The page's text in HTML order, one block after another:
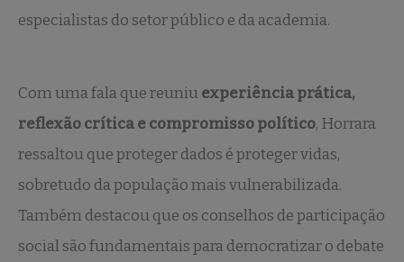
especialistas do setor público e da academia.
Com uma fala que reuniuexperiência prática,
reflexão crítica e compromisso político, Horrara
ressaltou que proteger dados é proteger vidas,
sobretudo da população mais vulnerabilizada.
Também destacou que os conselhos de participação
social são fundamentais para democratizar o debate